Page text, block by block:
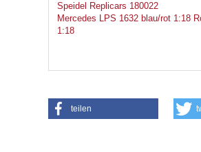
Speidel Replicars 180022
Mercedes LPS 1632 blau/rot 1:18
1:18
teilen